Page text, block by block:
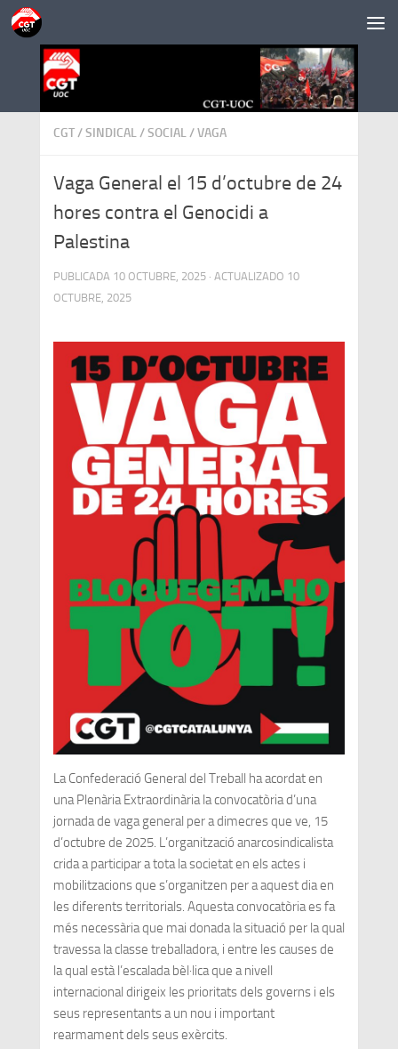
Saltar al contenido
CGT/SINDICAL/SOCIAL/VAGA
Vaga General el 15 d’octubre de 24
hores contra el Genocidi a
Palestina
PUBLICADA 10 OCTUBRE, 2025· ACTUALIZADO 10
OCTUBRE, 2025
La Confederació General del Treball ha acordat en
una Plenària Extraordinària la convocatòria d’una
jornada de vaga general per a dimecres que ve, 15
d’octubre de 2025. L’organització anarcosindicalista
crida a participar a tota la societat en els actes i
mobilitzacions que s’organitzen per a aquest dia en
les diferents territorials. Aquesta convocatòria es fa
més necessària que mai donada la situació per la qual
travessa la classe treballadora, i entre les causes de
la qual està l’escalada bèl·lica que a nivell
internacional dirigeix les prioritats dels governs i els
seus representants a un nou i important
rearmament dels seus exèrcits.